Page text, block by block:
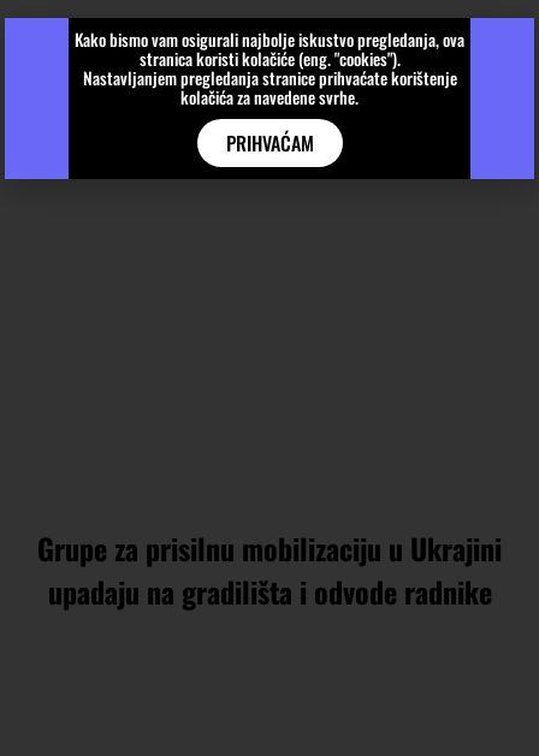
Grupe za prisilnu mobilizaciju u Ukrajini
upadaju na gradilišta i odvode radnike
Kako bismo vam osigurali najbolje iskustvo pregledanja, ova
stranica koristi kolačiće (eng. "cookies").
Nastavljanjem pregledanja stranice prihvaćate korištenje
kolačića za navedene svrhe.
PRIHVAĆAM